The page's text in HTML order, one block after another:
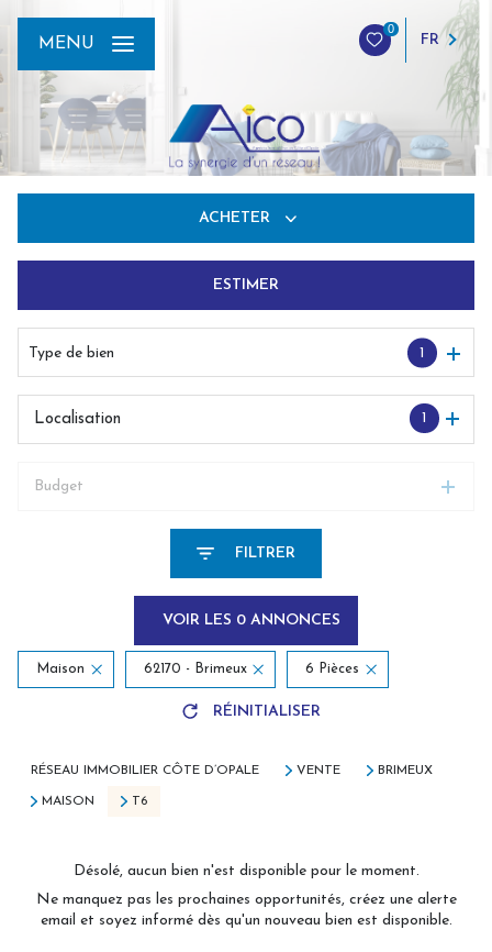
0
FR
MENU
ACHETER
De l'immo pro
ESTIMER
Type de bien 1
1
Localisation
Budget
FILTRER
VOIR LES 0 ANNONCES
Maison 62170 - Brimeux 6 Pièces
RÉINITIALISER
RÉSEAU IMMOBILIER CÔTE D’OPALE VENTE BRIMEUX
MAISON T6
Désolé, aucun bien n'est disponible pour le moment.
Ne manquez pas les prochaines opportunités, créez une alerte
email et soyez informé dès qu'un nouveau bien est disponible.